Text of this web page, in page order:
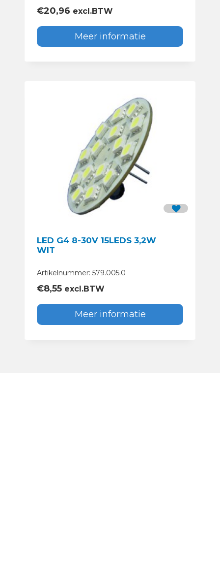
€20,96 excl.BTW
Meer informatie
LED G4 8-30V 15LEDS 3,2W
WIT
Artikelnummer: 579.005.0
€8,55 excl.BTW
Meer informatie